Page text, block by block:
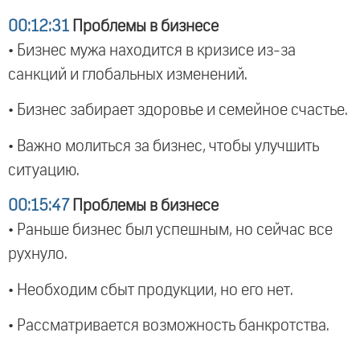
00:12:31 Проблемы в бизнесе
• Бизнес мужа находится в кризисе из-за
санкций и глобальных изменений.
• Бизнес забирает здоровье и семейное счастье.
• Важно молиться за бизнес, чтобы улучшить
ситуацию.
00:15:47 Проблемы в бизнесе
• Раньше бизнес был успешным, но сейчас все
рухнуло.
• Необходим сбыт продукции, но его нет.
• Рассматривается возможность банкротства.